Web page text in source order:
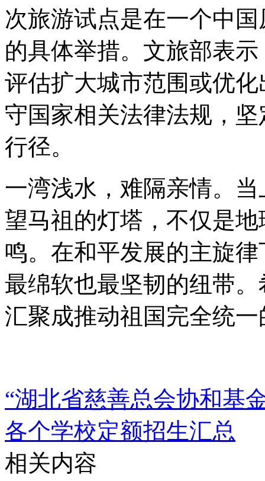
次旅游试点是在一个中
的具体举措。文旅部表
评估扩大城市范围或优
守国家相关法律法规，
行径。
一湾浅水，难隔亲情。
望马祖的灯塔，不仅是
鸣。在和平发展的主旋
最绵软也最坚韧的纽带
汇聚成推动祖国完全统
“湖北省慈善总会协和基
各个学校定额招生汇总
相关内容